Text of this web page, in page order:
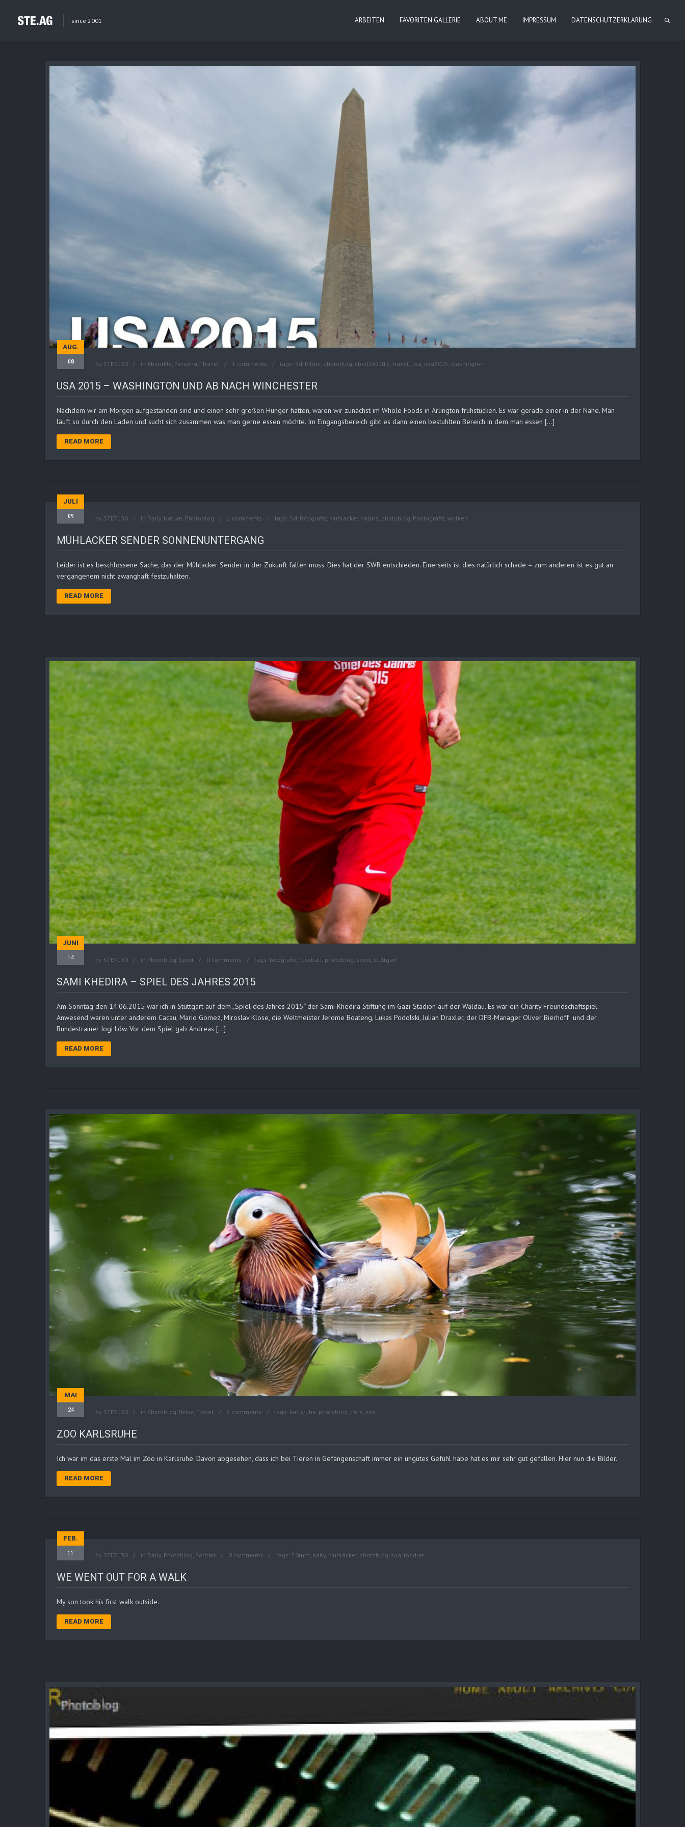
since 2001 ARBEITEN FAVORITEN GALLERIE ABOUT ME IMPRESSUM DATENSCHUTZERKLÄRUNG
AUG.
08 by STE7130 in AboutMe, Personal, Travel 1 comments tags: 5d, bilder, photoblog, sbsUSA2015 , travel, usa, usa2015 , washington
USA 2015 – WASHINGTON UND AB NACH WINCHESTER
Nachdem wir am Morgen aufgestanden sind und einen sehr großen Hunger hatten, waren wir zunächst im Whole Foods in Arlington frühstücken. Es war gerade einer in der Nähe. Man
läuft so durch den Laden und sucht sich zusammen was man gerne essen möchte. Im Eingangsbereich gibt es dann einen bestuhlten Bereich in dem man essen […]
READ MORE
JULI
09 by STE7130 in Daily, Nature, Photoblog 2 comments tags: 5d, fotografie, Mühlacker, nature, photoblog, Photografie, wolken
MÜHLACKER SENDER SONNENUNTERGANG
Leider ist es beschlossene Sache, das der Mühlacker Sender in der Zukunft fallen muss. Dies hat der SWR entschieden. Einerseits ist dies natürlich schade – zum anderen ist es gut an
vergangenem nicht zwanghaft festzuhalten.
READ MORE
JUNI
14 by STE7130 in Photoblog Sport 0 comments tags: fotografie fussball photoblog sport stuttgart
SAMI KHEDIRA – SPIEL DES JAHRES 2015
Am Sonntag den 14.06.2015 war ich in Stuttgart auf dem „Spiel des Jahres 2015“ der Sami Khedira Stiftung im Gazi-Stadion auf der Waldau. Es war ein Charity Freundschaftspiel.
Anwesend waren unter anderem Cacau, Mario Gomez, Miroslav Klose, die Weltmeister Jerome Boateng, Lukas Podolski, Julian Draxler, der DFB-Manager Oliver Bierhoff und der
Bundestrainer Jogi Löw. Vor dem Spiel gab Andreas […]
READ MORE
MAI
24 by STE7130 in Photoblog, Reise, Travel 2 comments tags: karlsruhe, photoblog, tiere, zoo
ZOO KARLSRUHE
Ich war im das erste Mal im Zoo in Karlsruhe. Davon abgesehen, dass ich bei Tieren in Gefangenschaft immer ein ungutes Gefühl habe hat es mir sehr gut gefallen. Hier nun die Bilder.
READ MORE
FEB.
11 by STE7130 in Daily, Photoblog, Portrait 0 comments tags: 50mm, baby, Mühlacker, photoblog, soa, toddler
WE WENT OUT FOR A WALK
My son took his first walk outside.
READ MORE